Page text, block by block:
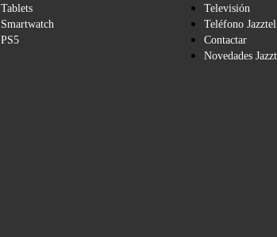
Tablets
Smartwatch
PS5
Televisión
Teléfono Jazztel
Contactar
Novedades